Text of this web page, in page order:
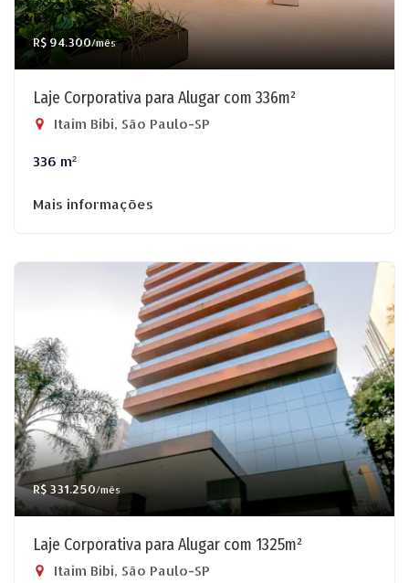
R$ 94.300/mês
Laje Corporativa para Alugar com 336m²
Itaim Bibi, São Paulo-SP
336 m²
Mais informações
R$ 331.250/mês
Laje Corporativa para Alugar com 1325m²
Itaim Bibi, São Paulo-SP